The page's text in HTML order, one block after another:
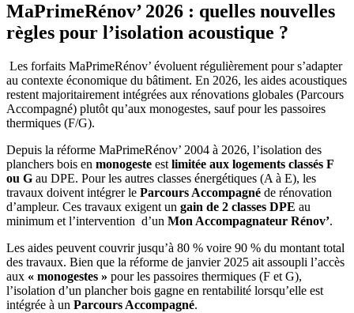
MaPrimeRénov’ 2026 : quelles nouvelles
règles pour l’isolation acoustique ?
Les forfaits MaPrimeRénov’ évoluent régulièrement pour s’adapter
au contexte économique du bâtiment. En 2026, les aides acoustiques
restent majoritairement intégrées aux rénovations globales (Parcours
Accompagné) plutôt qu’aux monogestes, sauf pour les passoires
thermiques (F/G).
Depuis la réforme MaPrimeRénov’ 2004 à 2026, l’isolation des
planchers bois en monogeste est limitée aux logements classés F
ou G au DPE. Pour les autres classes énergétiques (A à E), les
travaux doivent intégrer le Parcours Accompagné de rénovation
d’ampleur. Ces travaux exigent un gain de 2 classes DPE au
minimum et l’intervention d’un Mon Accompagnateur Rénov’.
Les aides peuvent couvrir jusqu’à 80 % voire 90 % du montant total
des travaux. Bien que la réforme de janvier 2025 ait assoupli l’accès
aux « monogestes » pour les passoires thermiques (F et G),
l’isolation d’un plancher bois gagne en rentabilité lorsqu’elle est
intégrée à un Parcours Accompagné.